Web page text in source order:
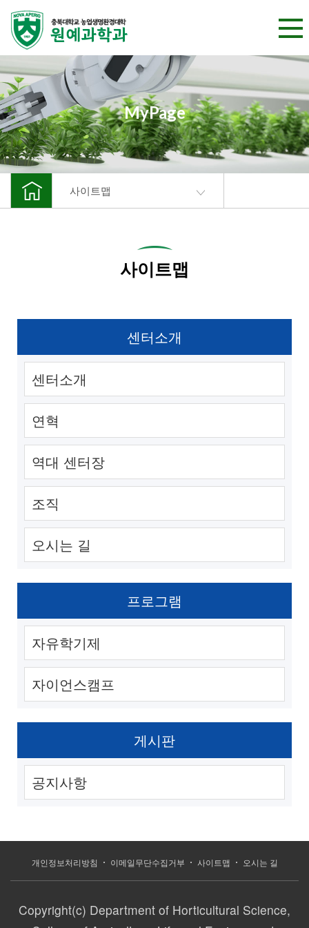
MyPage
사이트맵
사이트맵
센터소개
센터소개
연혁
역대 센터장
조직
오시는 길
프로그램
자유학기제
자이언스캠프
게시판
공지사항
개인정보처리방침 이메일무단수집거부 사이트맵 오시는 길
Copyright(c) Department of Horticultural Science,